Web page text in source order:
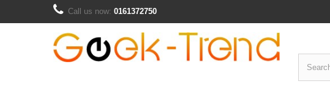
Call us now: 0161372750